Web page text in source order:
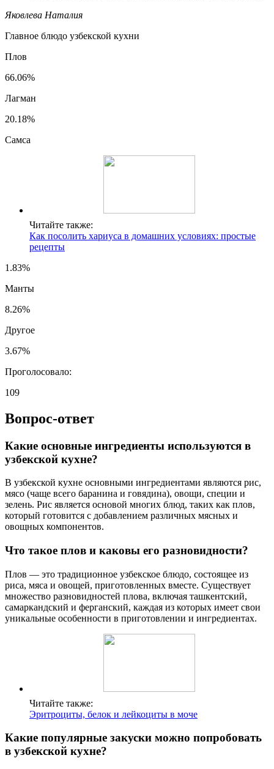
Яковлева Наталия
Главное блюдо узбекской кухни
Плов
66.06%
Лагман
20.18%
Самса
Читайте также:
Как посолить хариуса в домашних условиях: простые
рецепты
1.83%
Манты
8.26%
Другое
3.67%
Проголосовало:
109
Вопрос-ответ
Какие основные ингредиенты используются в
узбекской кухне?
В узбекской кухне основными ингредиентами являются рис,
мясо (чаще всего баранина и говядина), овощи, специи и
зелень. Рис является основой многих блюд, таких как плов,
который готовится с добавлением различных мясных и
овощных компонентов.
Что такое плов и каковы его разновидности?
Плов — это традиционное узбекское блюдо, состоящее из
риса, мяса и овощей, приготовленных вместе. Существует
множество разновидностей плова, включая ташкентский,
самаркандский и ферганский, каждая из которых имеет свои
уникальные особенности в приготовлении и ингредиентах.
Читайте также:
Эритроциты, белок и лейкоциты в моче
Какие популярные закуски можно попробовать
в узбекской кухне?